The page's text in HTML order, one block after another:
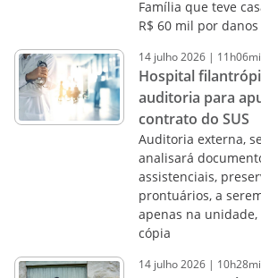
Família que teve
R$ 60 mil por
14 julho2026 |
Hospital
auditoria para
contrato do SUS
Auditoria externa,
analisará
assistenciais,
prontuários, a
apenas na
cópia
14 julho2026 |